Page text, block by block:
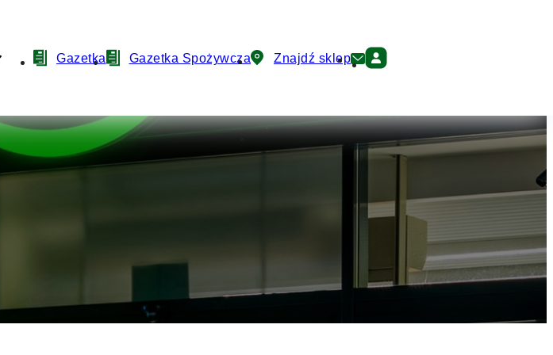
NawigacjaGazetka Gazetka Spożywcza Znajdź sklep